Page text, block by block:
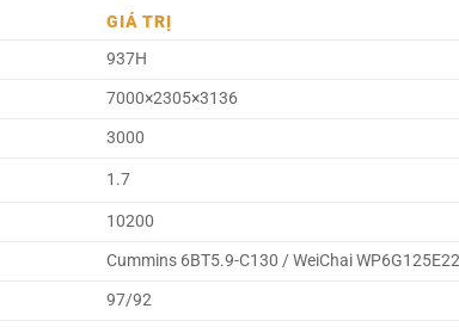
GIÁ TRỊ
937H
7000×2305×3136
3000
1.7
10200
Cummins 6BT5.9-C130 / WeiChai
97/92